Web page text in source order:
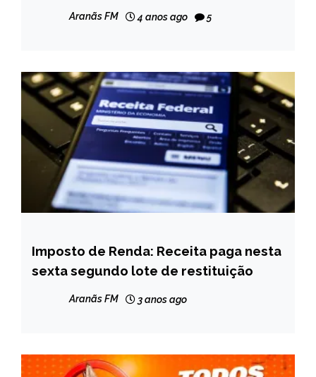
Aranãs FM 4 anos ago 5
BRASIL
NOTÍCIAS
Imposto de Renda: Receita paga nesta
sexta segundo lote de restituição
Aranãs FM 3 anos ago